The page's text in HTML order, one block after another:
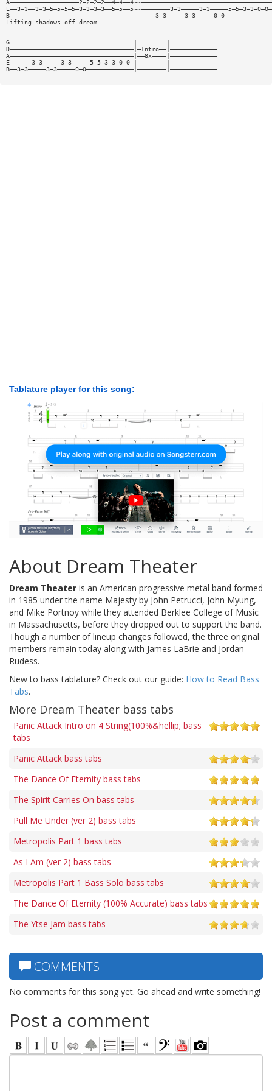
Lifting shadows off dream...
G——————————————————————————————————|————————|—————————————
D——————————————————————————————————|—Intro——|—————————————
A——————————————————————————————————|——8x————|—————————————
E——————3—3—————3—3—————5—5—3—3—0—0—|————————|—————————————
B——3—3—————3—3—————0—0—————————————|————————|—————————————
Tablature player for this song:
About Dream Theater
Dream Theater is an American progressive metal band formed
in 1985 under the name Majesty by John Petrucci, John Myung,
and Mike Portnoy while they attended Berklee College of Music
in Massachusetts, before they dropped out to support the band.
Though a number of lineup changes followed, the three original
members remain today along with James LaBrie and Jordan
Rudess.
New to bass tablature? Check out our guide: How to Read Bass
Tabs.
More Dream Theater bass tabs
Panic Attack Intro on 4 String(100%&hellip; bass
tabs
Panic Attack bass tabs
The Dance Of Eternity bass tabs
The Spirit Carries On bass tabs
Pull Me Under (ver 2) bass tabs
Metropolis Part 1 bass tabs
As I Am (ver 2) bass tabs
Metropolis Part 1 Bass Solo bass tabs
The Dance Of Eternity (100% Accurate) bass tabs
The Ytse Jam bass tabs
COMMENTS
No comments for this song yet. Go ahead and write something!
Post a comment